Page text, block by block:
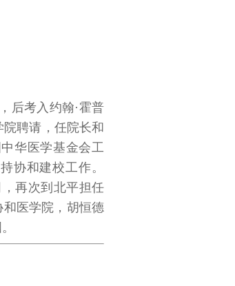
后考入约翰·霍普
聘请，任院长和
华医学基金会工
协和建校工作。
再次到北平担任
医学院，胡恒德